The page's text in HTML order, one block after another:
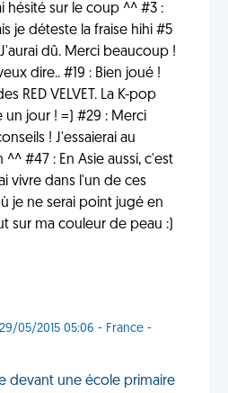
hésité sur le coup ^^ #3 :
je déteste la fraise hihi #5
dû. Merci beaucoup !
dire.. #19 : Bien joué !
RED VELVET. La K-pop
jour ! =) #29 : Merci
! J'essaierai au
#47 : En Asie aussi, c'est
vivre dans l'un de ces
je ne serai point jugé en
sur ma couleur de peau :)
05/2015 05:06 - France -
devant une école primaire